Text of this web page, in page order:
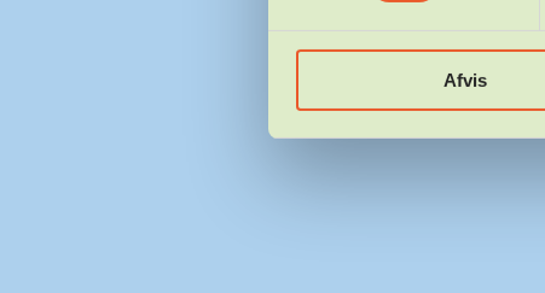
Afvis